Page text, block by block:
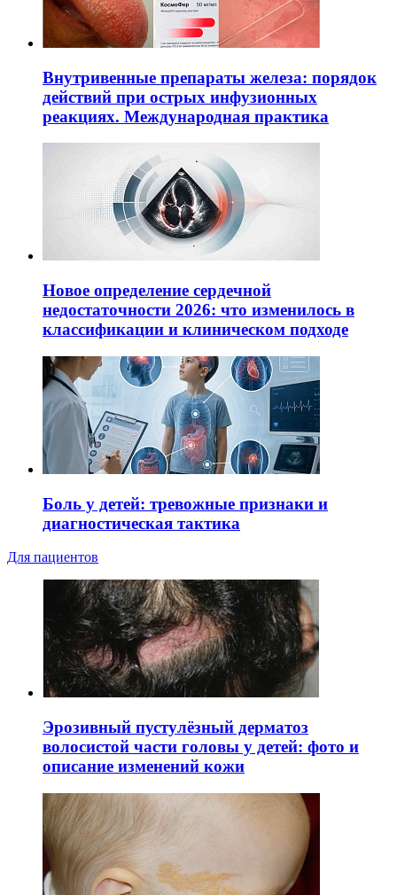
Внутривенные препараты железа: порядок
действий при острых инфузионных
реакциях. Международная практика
Новое определение сердечной
недостаточности 2026: что изменилось в
классификации и клиническом подходе
Боль у детей: тревожные признаки и
диагностическая тактика
Для пациентов
Эрозивный пустулёзный дерматоз
волосистой части головы у детей: фото и
описание изменений кожи